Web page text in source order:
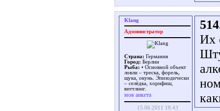
Klang
Администратор
Страна: Германия
Город: Берлин
Рыба: • Основной объект
ловли – треска, форель,
щука, окунь. Эпизодически
– селёдка, хорнфиш,
виттлинг.
моя анкета
15.06.2011 18:43
Их